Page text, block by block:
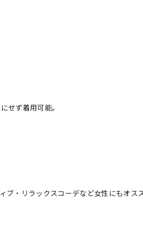
せず着用可能。
ブ・リラックスコーデなど女性にもオス